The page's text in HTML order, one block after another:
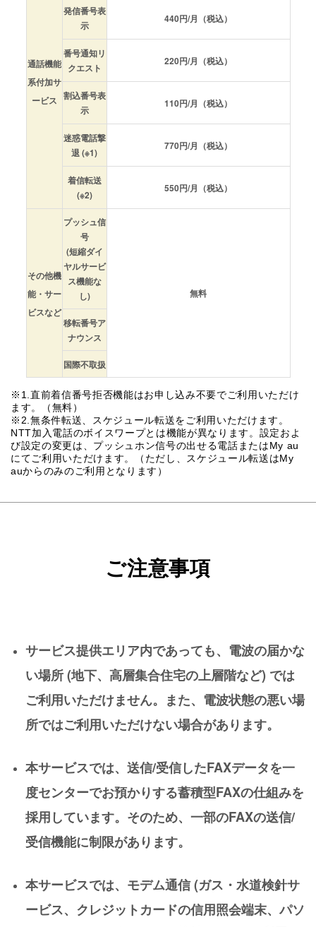
通話機能
系付加サ
ービス
発信番号表
示
440円/月（税込）
番号通知リ
クエスト
220円/月（税込）
割込番号表
示
110円/月（税込）
迷惑電話撃
退 (※1)
770円/月（税込）
着信転送
(※2)
550円/月（税込）
その他機
能・サー
ビスなど
プッシュ信
号
(短縮ダイ
ヤルサービ
ス機能な
し)
無料
移転番号ア
ナウンス
国際不取扱
※1.直前着信番号拒否機能はお申し込み不要でご利用いただけ
ます。（無料）
※2.無条件転送、スケジュール転送をご利用いただけます。
NTT加入電話のボイスワープとは機能が異なります。設定およ
び設定の変更は、プッシュホン信号の出せる電話またはMy au
にてご利用いただけます。（ただし、スケジュール転送はMy
auからのみのご利用となります）
ご注意事項
サービス提供エリア内であっても、電波の届かな
い場所 (地下、高層集合住宅の上層階など) では
ご利用いただけません。また、電波状態の悪い場
所ではご利用いただけない場合があります。
本サービスでは、送信/受信したFAXデータを一
度センターでお預かりする蓄積型FAXの仕組みを
採用しています。そのため、一部のFAXの送信/
受信機能に制限があります。
本サービスでは、モデム通信 (ガス・水道検針サ
ービス、クレジットカードの信用照会端末、パソ